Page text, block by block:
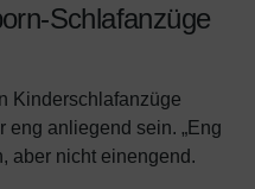
Schlafanzüge
Kinderschlafanzüge
eng anliegend sein. „Eng
aber nicht einengend.